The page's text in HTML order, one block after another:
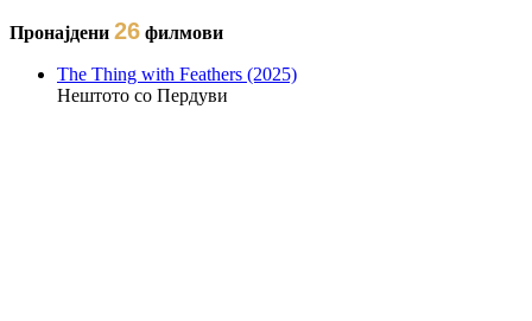
Пронајдени 26 филмови
The Thing with Feathers (2025)
Нештото со Пердуви